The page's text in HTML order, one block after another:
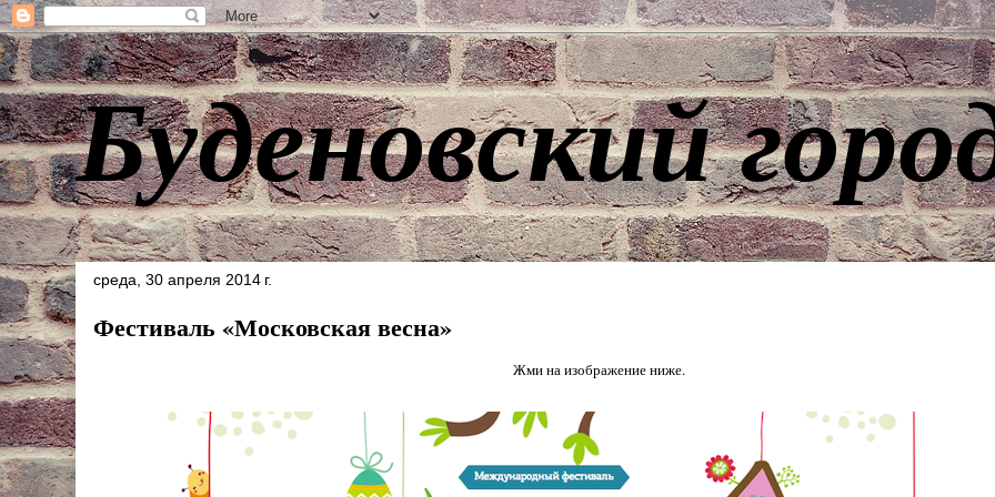
Буденовский
среда, 30 апреля 2014 г.
Фестиваль «Московская весна»
Жми на изображение ниже.